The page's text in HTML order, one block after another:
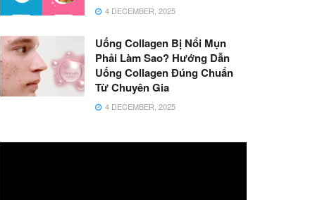
4 DECEMBER, 2025
Uống Collagen Bị Nổi Mụn
Phải Làm Sao? Hướng Dẫn
Uống Collagen Đúng Chuẩn
Từ Chuyên Gia
4 DECEMBER, 2025